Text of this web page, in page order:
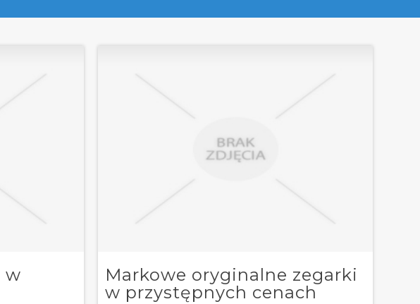
w
Markowe oryginalne zegarki
w przystępnych cenach